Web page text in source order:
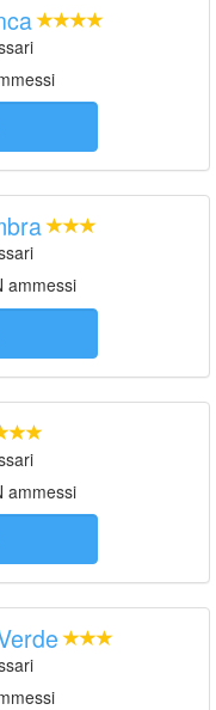
ammessi
ammessi